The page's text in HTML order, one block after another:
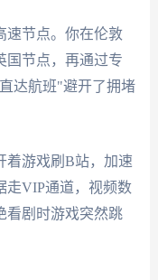
速节点。你在伦敦
国节点，再通过专
达航班"避开了拥堵
着游戏刷B站，加速
走VIP通道，视频数
看剧时游戏突然跳